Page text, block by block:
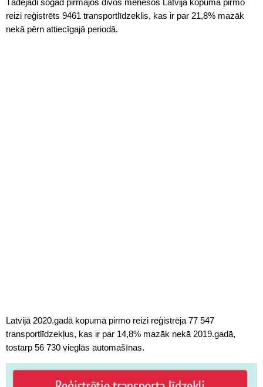
Tādējādi šogad pirmajos divos mēnešos Latvijā kopumā pirmo
reizi reģistrēts 9461 transportlīdzeklis, kas ir par 21,8% mazāk
nekā pērn attiecīgajā periodā.
Latvijā 2020.gadā kopumā pirmo reizi reģistrēja 77 547
transportlīdzekļus, kas ir par 14,8% mazāk nekā 2019.gadā,
tostarp 56 730 vieglās automašīnas.